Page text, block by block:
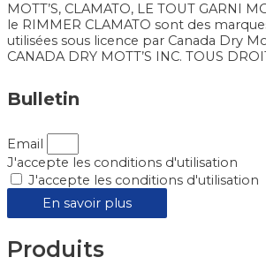
MOTT’S, CLAMATO, LE TOUT GARNI
le RIMMER CLAMATO sont des
utilisées sous licence par Canada Dry
CANADA DRY MOTT’S INC. TOUS
Bulletin
Email
J'accepte les conditions d'utilisation
J'accepte les conditions d'utilisation
En savoir plus
Produits